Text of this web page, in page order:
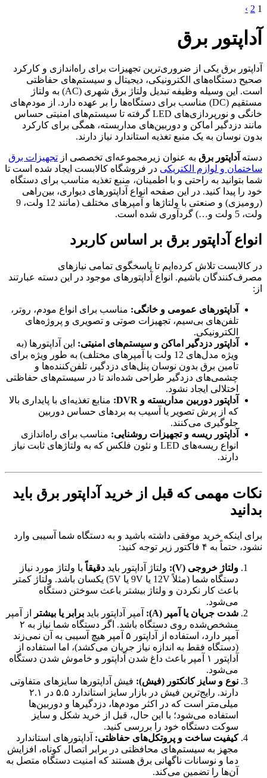
1
2
›
آداپتور برق
آداپتور برق یکی از ضروری‌ترین تجهیزات برای راه‌اندازی و کارکرد
صحیح دستگاه‌های الکترونیکی، دیجیتال و سیستم‌های حفاظتی
است. این وسیله وظیفه تبدیل ولتاژ برق شهری (AC) به ولتاژ
مستقیم (DC) مناسب برای دستگاه‌ها را بر عهده دارد. از مودم‌های
خانگی و نورپردازی‌های LED گرفته تا سیستم‌های امنیتی حساس
مانند دزدگیر اماکن و دوربین‌های مداربسته، همگی برای کارکرد
بدون نوسان به یک منبع تغذیه استاندارد نیاز دارند.
دسته آداپتور برق به عنوان زیرمجموعه‌ای تخصصی از تجهیزات برق
ساختمان و لوازم الکتریکی در فروشگاه کالابست ایجاد شده است تا
شما بتوانید به راحتی و با اطمینان، منبع تغذیه مناسب برای دستگاه
خود را پیدا کنید. در این صفحه انواع آداپتورهای دیواری، بین‌راهی
(رومیزی) و صنعتی با ولتاژها و آمپرهای مختلف (مانند 12 ولت، 9
ولت، 5 ولت و…) گردآوری شده است.
انواع آداپتور برق بر اساس کاربرد
در کالابست تلاش کرده‌ایم تا پاسخگوی تمامی نیازهای
مصرف‌کنندگان باشیم. انواع آداپتورهای موجود در این دسته عبارتند
از:
آداپتورهای عمومی و خانگی: مناسب برای انواع مودم، روتر،
تلفن‌های بی‌سیم، تجهیزات صوتی و تصویری و پروژه‌های
الکترونیکی.
آداپتور دزدگیر اماکن و سیستم‌های امنیتی: این آداپتورها (به
ویژه مدل‌های 12 ولت با آمپرهای مختلف) به طور ویژه برای
تامین برق بدون نوسان پنل‌های دزدگیر، تلفن‌کننده‌ها و
چشمی‌های دزدگیر طراحی شده‌اند تا در سیستم‌های حفاظتی
اختلالی ایجاد نشود.
آداپتور دوربین مداربسته و DVR:
منابع تغذیه‌ای با پایداری بالا
که از پرش تصویر یا آسیب به بردهای حساس دوربین
جلوگیری می‌کنند.
آداپتور ریسه و تجهیزات روشنایی: مناسب برای راه‌اندازی
انواع ریسه‌های LED و نئون فلکس که به ولتاژهای ثابت نیاز
دارند.
نکات مهمی که قبل از خرید آداپتور برق باید
بدانید
برای اینکه خرید موفقی داشته باشید و به دستگاه شما آسیبی وارد
نشود، حتماً به ۴ فاکتور زیر توجه کنید:
ولتاژ خروجی (V): ولتاژ آداپتور باید دقیقاً با ولتاژ مورد نیاز
دستگاه شما (مثلاً 12V یا 9V یا 5V) یکسان باشد. ولتاژ کمتر
باعث کار نکردن و ولتاژ بیشتر باعث سوختن دستگاه
می‌شود.
شدت جریان یا آمپر (A):
آمپر آداپتور باید برابر یا بیشتر
از آمپر
مشخص‌شده روی دستگاه باشد. اگر دستگاه شما نیاز به ۲
آمپر دارد، استفاده از آداپتور ۵ آمپر هیچ آسیبی به آن نمی‌زند
(دستگاه فقط به اندازه نیاز جریان می‌کشد)، اما استفاده از
آداپتور ۱ آمپر باعث داغ شدن آداپتور و خاموش شدن دستگاه
می‌شود.
نوع و سایز کانکتور (فیش): فیش آداپتورها سایزهای متفاوتی
دارند. رایج‌ترین فیش در بازار سایز استاندارد ۵.۵ در ۲.۱
میلی‌متر است که در اکثر مودم‌ها، دزدگیرها و دوربین‌ها
استفاده می‌شود؛ با این حال، قبل از خرید شکل و سایز
سوکت دستگاه خود را بررسی کنید.
کیفیت ساخت و پروتکل‌های حفاظتی: آداپتورهای استاندارد
مجهز به سیستم‌های محافظتی در برابر اتصال کوتاه، افزایش
دما و نوسانات ناگهانی برق هستند که امنیت دستگاه متصل به
آن‌ها را تضمین می‌کند.